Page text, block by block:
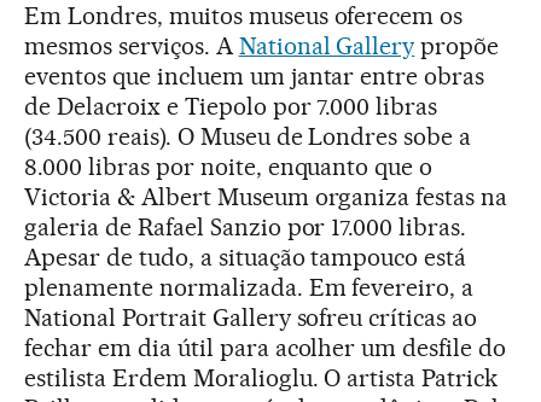
Em Londres, muitos museus oferecem os
mesmos serviços. ANational Gallery propõe
eventos que incluem um jantar entre obras
de Delacroix e Tiepolo por 7.000 libras
(34.500 reais). O Museu de Londres sobe a
8.000 libras por noite, enquanto que o
Victoria & Albert Museum organiza festas na
galeria de Rafael Sanzio por 17.000 libras.
Apesar de tudo, a situação tampouco está
plenamente normalizada. Em fevereiro, a
National Portrait Gallery sofreu críticas ao
fechar em dia útil para acolher um desfile do
estilista Erdem Moralioglu. O artista Patrick